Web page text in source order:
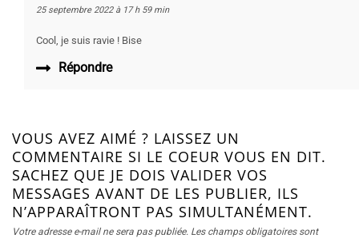
25 septembre 2022 à 17 h 59 min
Cool, je suis ravie ! Bise
Répondre
VOUS AVEZ AIMÉ ? LAISSEZ UN
COMMENTAIRE SI LE COEUR VOUS EN DIT.
SACHEZ QUE JE DOIS VALIDER VOS
MESSAGES AVANT DE LES PUBLIER, ILS
N’APPARAÎTRONT PAS SIMULTANÉMENT.
Votre adresse e-mail ne sera pas publiée. Les champs obligatoires sont